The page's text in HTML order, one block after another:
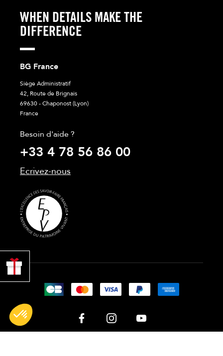
PROFITER
WHEN DETAILS MAKE THE
DIFFERENCE
BG France
Siège Administratif
42, Route de Brignais
69630 - Chaponost (Lyon)
France
Besoin d'aide ?
+33 4 78 56 86 00
Ecrivez-nous